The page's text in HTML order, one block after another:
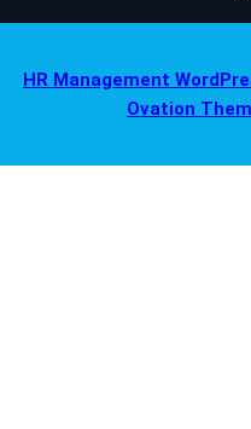
HR Management
Ovation